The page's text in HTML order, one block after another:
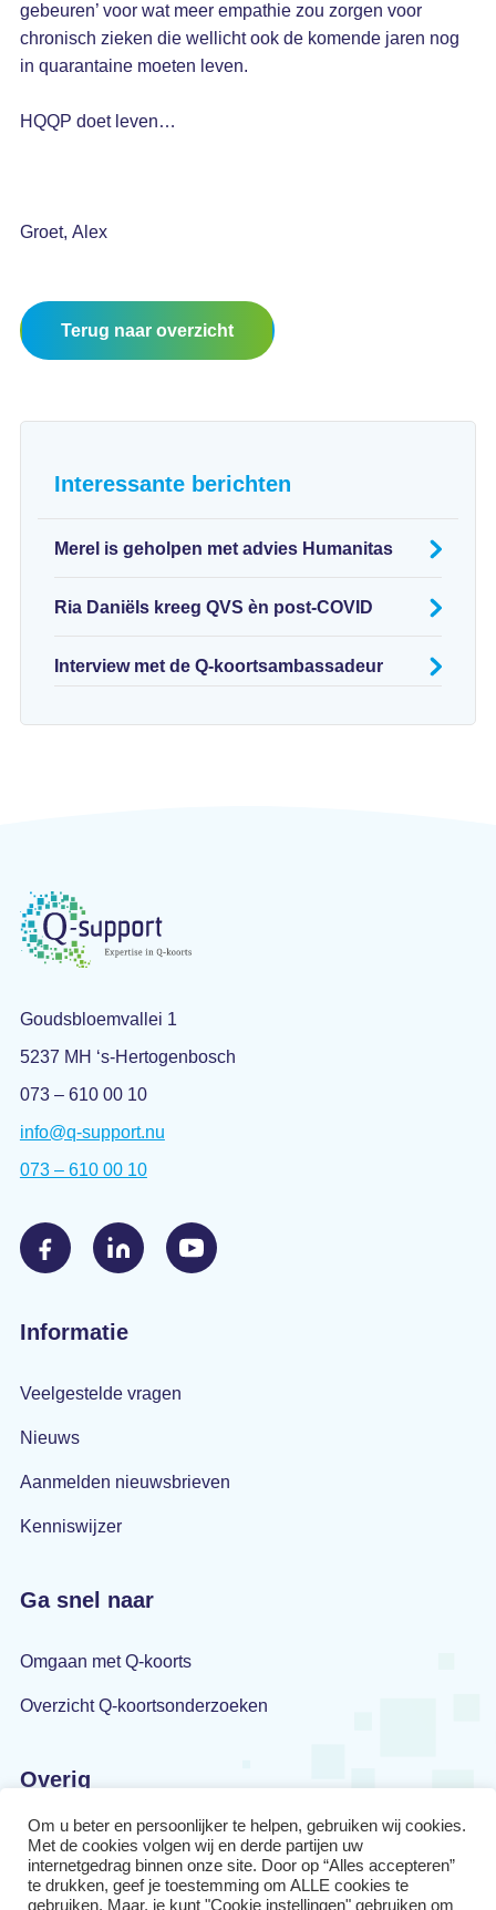
gebeuren’ voor wat meer empathie zou zorgen voor
chronisch zieken die wellicht ook de komende jaren nog
in quarantaine moeten leven.
HQQP doet leven…
Groet, Alex
Terug naar overzicht
Interessante berichten
Merel is geholpen met advies Humanitas
Ria Daniëls kreeg QVS èn post-COVID
Interview met de Q-koortsambassadeur
Goudsbloemvallei 1
5237 MH ‘s-Hertogenbosch
073 – 610 00 10
info@q-support.nu
073 – 610 00 10
Informatie
Veelgestelde vragen
Nieuws
Aanmelden nieuwsbrieven
Kenniswijzer
Ga snel naar
Omgaan met Q-koorts
Overzicht Q-koortsonderzoeken
Overig
Privacyverklaring
Disclaimer
Om u beter en persoonlijker te helpen, gebruiken wij cookies.
Met de cookies volgen wij en derde partijen uw
internetgedrag binnen onze site. Door op “Alles accepteren”
te drukken, geef je toestemming om ALLE cookies te
gebruiken. Maar, je kunt "Cookie instellingen" gebruiken om